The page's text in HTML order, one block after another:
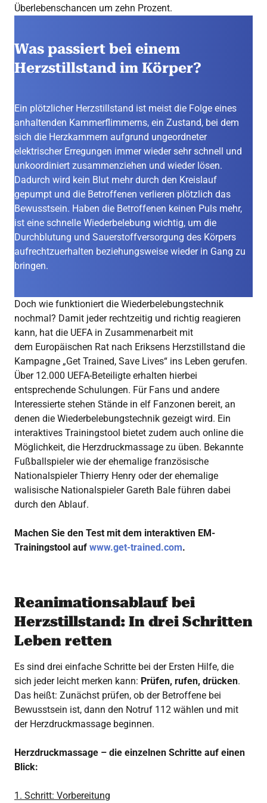
Überlebenschancen um zehn Prozent.
Was passiert bei einem
Herzstillstand im Körper?
Ein plötzlicher Herzstillstand ist meist die Folge eines
anhaltenden Kammerflimmerns, ein Zustand, bei dem
sich die Herzkammern aufgrund ungeordneter
elektrischer Erregungen immer wieder sehr schnell und
unkoordiniert zusammenziehen und wieder lösen.
Dadurch wird kein Blut mehr durch den Kreislauf
gepumpt und die Betroffenen verlieren plötzlich das
Bewusstsein. Haben die Betroffenen keinen Puls mehr,
ist eine schnelle Wiederbelebung wichtig, um die
Durchblutung und Sauerstoffversorgung des Körpers
aufrechtzuerhalten beziehungsweise wieder in Gang zu
bringen.
Doch wie funktioniert die Wiederbelebungstechnik
nochmal? Damit jeder rechtzeitig und richtig reagieren
kann, hat die UEFA in Zusammenarbeit mit
dem Europäischen Rat nach Eriksens Herzstillstand die
Kampagne „Get Trained, Save Lives“ ins Leben gerufen.
Über 12.000 UEFA-Beteiligte erhalten hierbei
entsprechende Schulungen. Für Fans und andere
Interessierte stehen Stände in elf Fanzonen bereit, an
denen die Wiederbelebungstechnik gezeigt wird. Ein
interaktives Trainingstool bietet zudem auch online die
Möglichkeit, die Herzdruckmassage zu üben. Bekannte
Fußballspieler wie der ehemalige französische
Nationalspieler Thierry Henry oder der ehemalige
walisische Nationalspieler Gareth Bale führen dabei
durch den Ablauf.
Machen Sie den Test mit dem interaktiven EM-
Trainingstool auf www.get-trained.com.
Reanimationsablauf bei
Herzstillstand: In drei Schritten
Leben retten
Es sind drei einfache Schritte bei der Ersten Hilfe, die
sich jeder leicht merken kann: Prüfen, rufen, drücken.
Das heißt: Zunächst prüfen, ob der Betroffene bei
Bewusstsein ist, dann den Notruf 112 wählen und mit
der Herzdruckmassage beginnen.
Herzdruckmassage – die einzelnen Schritte auf einen
Blick:
1. Schritt: Vorbereitung